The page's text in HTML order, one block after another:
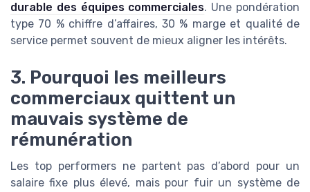
durable des équipes commerciales. Une pondération
type 70 % chiffre d’affaires, 30 % marge et qualité de
service permet souvent de mieux aligner les intérêts.
3. Pourquoi les meilleurs
commerciaux quittent un
mauvais système de
rémunération
Les top performers ne partent pas d’abord pour un
salaire fixe plus élevé, mais pour fuir un système de